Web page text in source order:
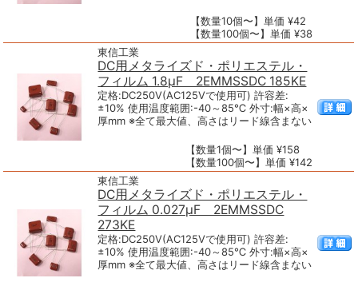
【数量10個〜】単価 ¥42
【数量100個〜】単価 ¥38
東信工業
DC用メタライズド・ポリエステル・
フィルム 1.8μF 2EMMSSDC 185KE
定格:DC250V(AC125Vで使用可) 許容差:
±10% 使用温度範囲:-40～85℃ 外寸:幅×高×
厚mm ※全て最大値、高さはリード線含まない
【数量1個〜】単価 ¥158
【数量100個〜】単価 ¥142
東信工業
DC用メタライズド・ポリエステル・
フィルム 0.027μF 2EMMSSDC
273KE
定格:DC250V(AC125Vで使用可) 許容差:
±10% 使用温度範囲:-40～85℃ 外寸:幅×高×
厚mm ※全て最大値、高さはリード線含まない